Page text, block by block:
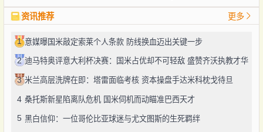
资讯推荐 更多
1 意媒曝国米敲定索莱个人条款 防线换血迈出关键一步
2 迪马特奥评意大利杯决赛：国米占优却不可轻敌 盛赞齐沃执教才华
3 米兰高层洗牌在即：塔雷面临考核 资本操盘手达米科枕戈待旦
4 桑托斯新星陷离队危机 国米伺机而动瞄准巴西天才
5 黑白信仰：一位哥伦比亚球迷与尤文图斯的生死羁绊